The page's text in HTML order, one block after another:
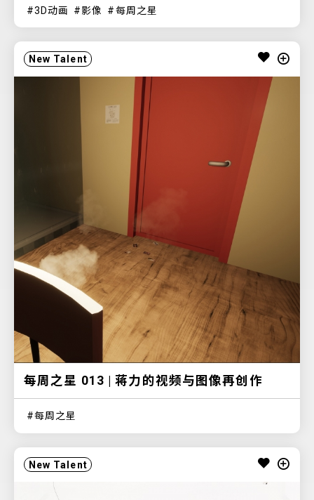
3D动画 影像 每周之星
New Talent
每周之星 013 | 蒋力的视频与图像再创作
每周之星
New Talent